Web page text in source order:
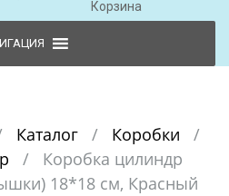
Корзина
Каталог / Коробки
/
/
Коробка цилиндр
18*18 см, Красный